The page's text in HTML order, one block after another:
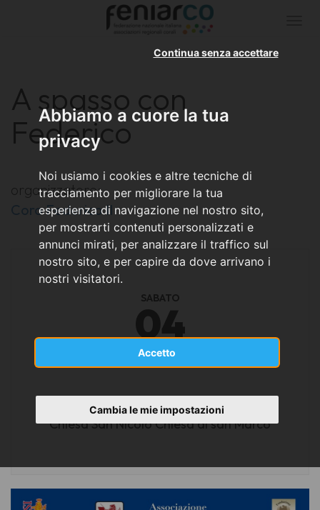
Abbiamo a cuore la tua
privacy
Noi usiamo i cookies e altre tecniche di
tracciamento per migliorare la tua
esperienza di navigazione nel nostro sito,
per mostrarti contenuti personalizzati e
annunci mirati, per analizzare il traffico sul
nostro sito, e per capire da dove arrivano i
nostri visitatori.
Accetto
Continua senza accettare
Cambia le mie impostazioni
A spasso con
Federico
organizzatore:
Coro Federico II
SABATO
04
OTTOBRE 2025
Jesi (AN)
Chiesa San Nicolò Chiesa di san Marco